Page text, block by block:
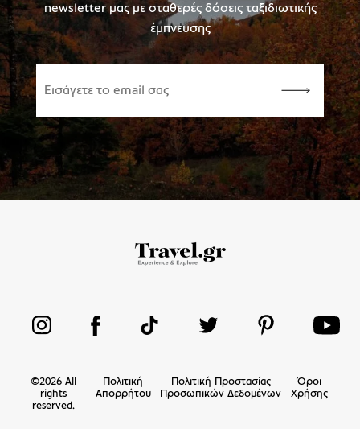
newsletter μας με σταθερές δόσεις ταξιδιωτικής
έμπνευσης
©2026 All
rights
reserved.
Πολιτική
Απορρήτου
Πολιτική Προστασίας
Προσωπικών Δεδομένων
Όροι
Χρήσης